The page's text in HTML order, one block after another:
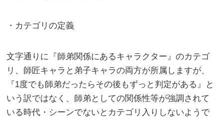
・カテゴリの定義
文字通りに『師弟関係にあるキャラクター』のカテゴ
リ、師匠キャラと弟子キャラの両方が所属しますが、
『1度でも師弟だったらその後もずっと判定がある』と
いう訳ではなく、師弟としての関係性等が強調されて
いる時代・シーンでないとカテゴリ入りしないようで